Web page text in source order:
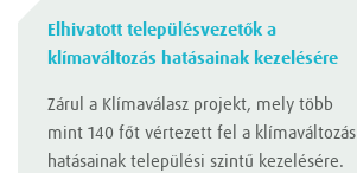
Elhivatott településvezetők a
klímaváltozás hatásainak kezelésére
Zárul a Klímaválasz projekt, mely több
mint 140 főt vértezett fel a klímaváltozás
hatásainak települési szintű kezelésére.